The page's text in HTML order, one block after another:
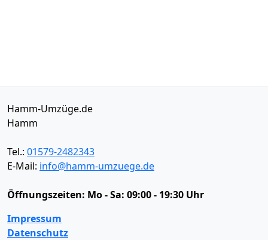
Hamm-Umzüge.de
Hamm
Tel.: 01579-2482343
E-Mail: info@hamm-umzuege.de
Öffnungszeiten: Mo - Sa: 09:00 - 19:30 Uhr
Impressum
Datenschutz